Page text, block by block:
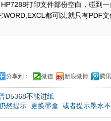
打印文件部份空白，碰到
都可以,就只有PDF
分享到： 微信 新浪微博 腾
D5368不能进纸
然提示 更换墨盒 或者提示墨水